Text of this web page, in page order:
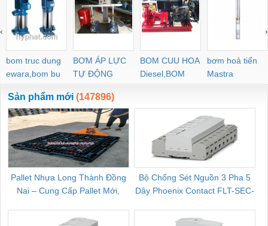
bom truc dung
ewara,bom bu
ewara
BƠM ÁP LỰC
TỰ ĐỘNG
BOM CUU HOA
Diesel,BOM
CHUA CHAY
bơm hoả tiển
Mastra
‹ ›
Sản phẩm mới (147896)
Pallet Nhựa Long Thành Đồng
Nai – Cung Cấp Pallet Mới,
Bộ Chống Sét Nguồn 3 Pha 5
Dây Phoenix Contact FLT-SEC-